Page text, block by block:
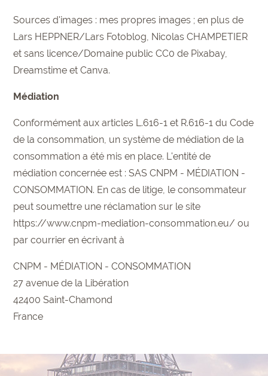
Sources d'images : mes propres images ; en plus de
Lars HEPPNER/Lars Fotoblog, Nicolas CHAMPETIER
et sans licence/Domaine public CC0 de Pixabay,
Dreamstime et Canva.
Médiation
Conformément aux articles L.616-1 et R.616-1 du Code
de la consommation, un système de médiation de la
consommation a été mis en place. L'entité de
médiation concernée est : SAS CNPM - MÉDIATION -
CONSOMMATION. En cas de litige, le consommateur
peut soumettre une réclamation sur le site
https://www.cnpm-mediation-consommation.eu/ ou
par courrier en écrivant à
CNPM - MÉDIATION - CONSOMMATION
27 avenue de la Libération
42400 Saint-Chamond
France